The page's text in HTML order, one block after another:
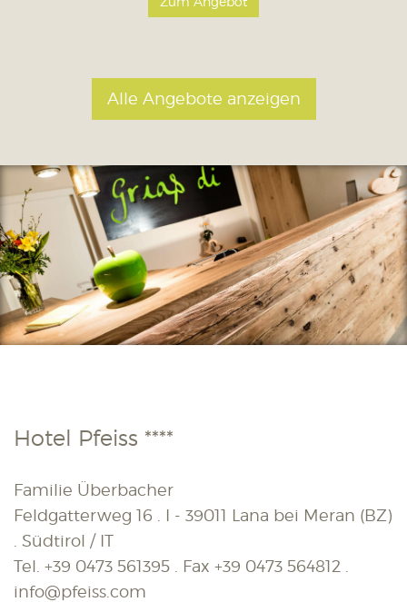
Alle Angebote anzeigen
Hotel Pfeiss ****
Familie Überbacher
Feldgatterweg 16 . I - 39011 Lana bei Meran (BZ)
. Südtirol / IT
Tel. +39 0473 561395 . Fax +39 0473 564812
info@pfeiss.com